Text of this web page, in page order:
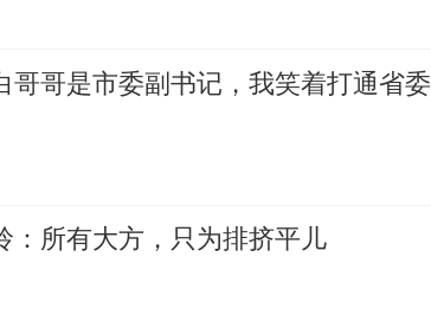
哥哥是市委副书记，我笑着打通省委
：所有大方，只为排挤平儿